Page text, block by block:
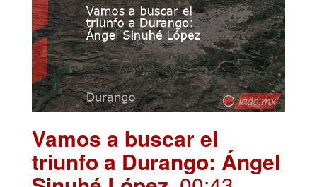
Vamos a buscar el
triunfo a Durango: Ángel